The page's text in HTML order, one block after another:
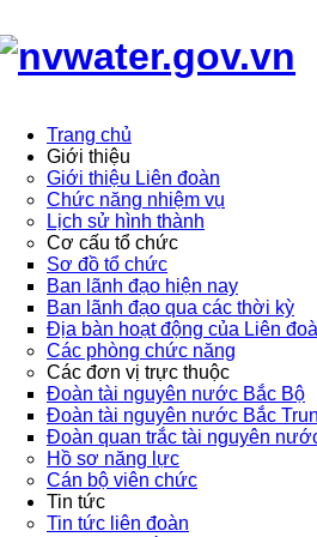
Trang chủ
Giới thiệu
Giới thiệu Liên đoàn
Chức năng nhiệm vụ
Lịch sử hình thành
Cơ cấu tổ chức
Sơ đồ tổ chức
Ban lãnh đạo hiện nay
Ban lãnh đạo qua các thời kỳ
Địa bàn hoạt động của Liên
Các phòng chức năng
Các đơn vị trực thuộc
Đoàn tài nguyên nước Bắc Bộ
Đoàn tài nguyên nước Bắc
Đoàn quan trắc tài nguyên
Hồ sơ năng lực
Cán bộ viên chức
Tin tức
Tin tức liên đoàn